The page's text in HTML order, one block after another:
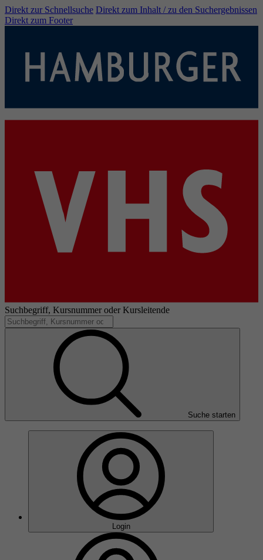
Direkt zur Schnellsuche Direkt zum Inhalt / zu den Suchergebnissen
Direkt zum Footer
Suchbegriff, Kursnummer oder Kursleitende
Suche starten
Login